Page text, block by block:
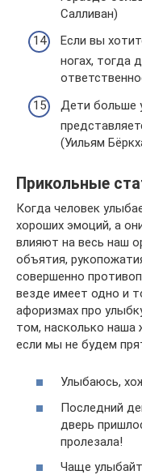
Салливан)
Если вы
ногах, тогда
Дети больше
(Уильям
Прикольные
Когда человек
хороших эмоций, а
влияют на весь наш
объятия,
совершенно
везде имеет одно и
афоризмах про
том, насколько наша
если мы не будем
Улыбаюсь,
Последний
дверь
пролезала!
Чаще